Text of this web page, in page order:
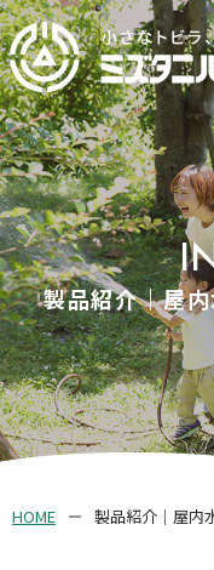
製品紹介｜屋
HOME 製品紹介｜屋内